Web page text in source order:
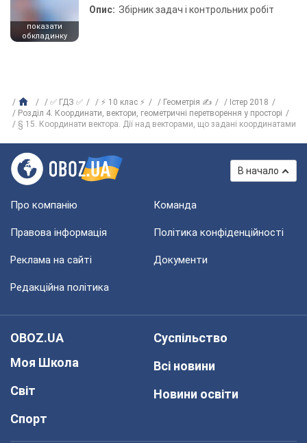
показати
обкладинку
Опис: Збірник задач і контрольних робіт
✅ ГДЗ ✅ ⚡ 10 клас ⚡ Геометрія ✍
Істер 2018
Розділ 4. Координати, вектори, геометричні перетворення у просторі
§ 15. Координати вектора. Дії над векторами, що задані координатами
В начало
Про компанію Команда
Правова інформація Політика конфіденційності
Реклама на сайті Документи
Редакційна політика
OBOZ.UA
Моя Школа
Світ
Спорт
Суспільство
Всі новини
Новини освіти